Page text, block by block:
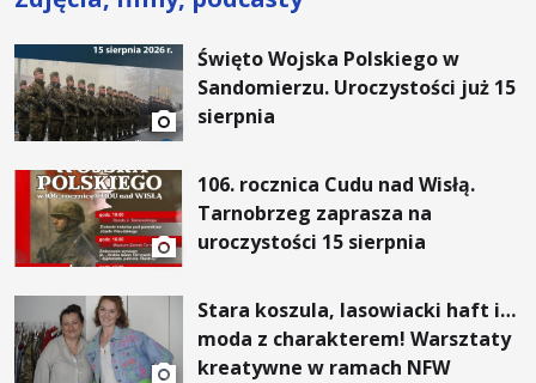
komfort życia i... czystsze
powietrze
Święto Wojska Polskiego w
Sandomierzu. Uroczystości już 15
sierpnia
106. rocznica Cudu nad Wisłą.
Tarnobrzeg zaprasza na
uroczystości 15 sierpnia
Stara koszula, lasowiacki haft i…
moda z charakterem! Warsztaty
kreatywne w ramach NFW